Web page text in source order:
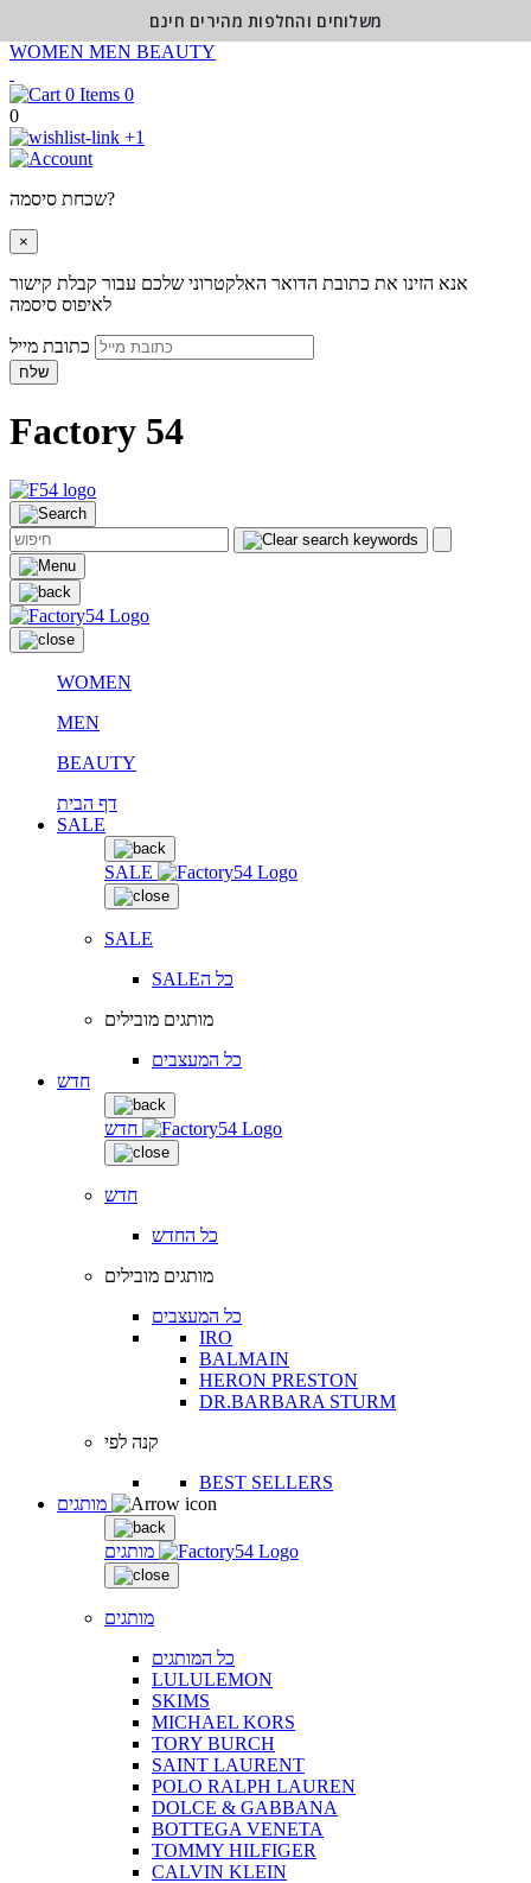
WOMEN MEN BEAUTY
0
0
+1
שכחת סיסמה?
×
אנא הזינו את כתובת הדואר האלקטרוני שלכם עבור קבלת קישור
לאיפוס סיסמה
שלח
Factory 54
WOMEN
MEN
BEAUTY
דף הבית
SALE
SALE
SALE
SALEכל ה
מותגים מובילים
כל המעצבים
חדש
חדש
חדש
כל החדש
מותגים מובילים
כל המעצבים
IRO
BALMAIN
HERON PRESTON
DR.BARBARA STURM
קנה לפי
BEST SELLERS
מותגים
מותגים
כל המותגים
LULULEMON
SKIMS
MICHAEL KORS
TORY BURCH
SAINT LAURENT
POLO RALPH LAUREN
DOLCE & GABBANA
BOTTEGA VENETA
TOMMY HILFIGER
CALVIN KLEIN
משלוחים והחלפות מהירים חינם